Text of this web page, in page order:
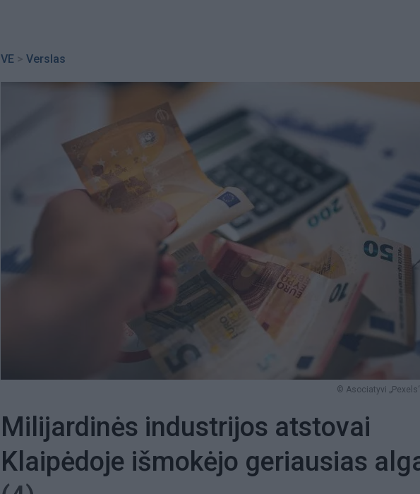
VE > Verslas
© Asociatyvi
Milijardinės industrijos atstovai
Klaipėdoje išmokėjo geriausias